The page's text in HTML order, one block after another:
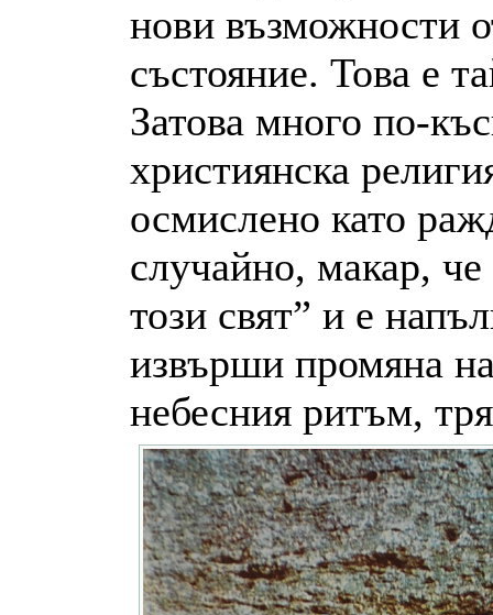
нови възможности
състояние. Това е
Затова много по-
християнска
осмислено като
случайно, макар, че
този свят” и е
извърши промяна
небесния ритъм,